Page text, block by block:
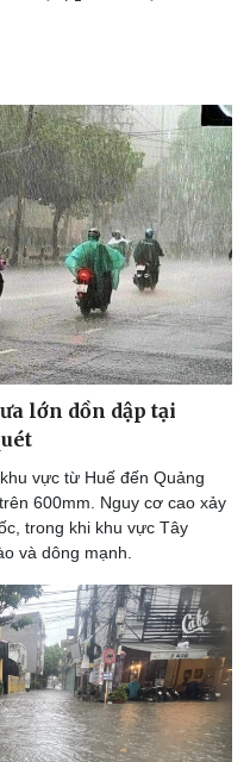
nghệ
Sành điệu
Tin Công nghệ
Trải nghiệm
Chuyển đổi số
lớn dồn dập tại
vực từ Huế đến Quảng
600mm. Nguy cơ cao xảy
trong khi khu vực Tây
và dông mạnh.